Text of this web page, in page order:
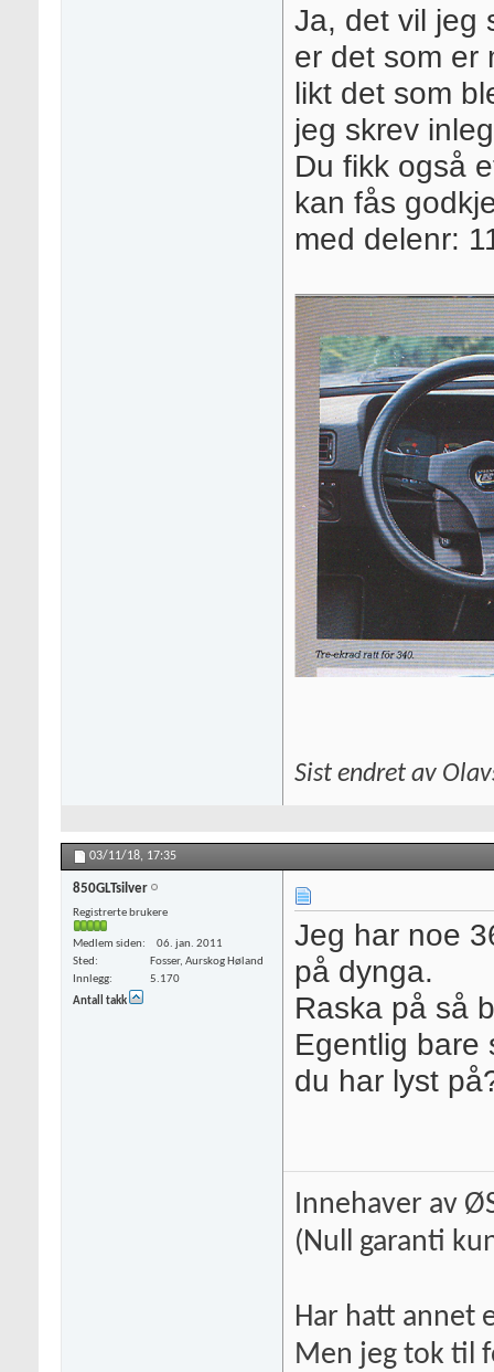
Ja, det vil jeg
er det som er
likt det som
jeg skrev
Du fikk også
kan fås
med delenr:
Sist endret av
03/11/18, 17:35
850GLTsilver
Registrerte brukere
Medlem siden
06. jan. 2011
Sted
Fosser, Aurskog Høland
Innlegg
5.170
Antall takk
Jeg har noe
på dynga.
Raska på så
Egentlig bare
du har lyst
Innehaver av
(Null garanti
Har hatt annet
Men jeg tok til